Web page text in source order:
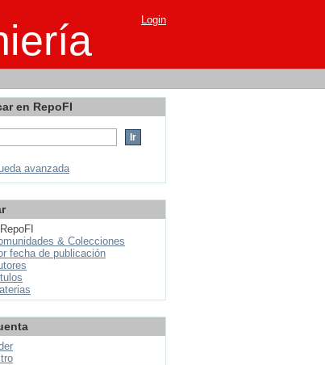
Login
en RepoFI
avanzada
& Colecciones
fecha de publicación